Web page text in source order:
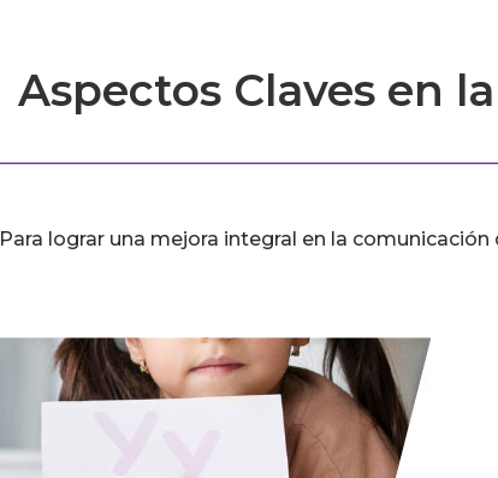
Aspectos Claves en
Para lograr una mejora integral en la